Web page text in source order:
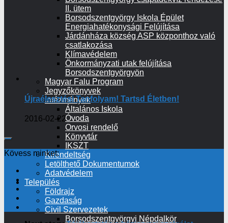
II. ütem
Borsodszentgyörgy Iskola Épület
Energiahatékonysági Felújítása
Járdánháza község ASP központhoz való
csatlakozása
Klímavédelem
Önkormányzati utak felújítása
Borsodszentgyörgyön
Magyar Falu Program
Jegyzőkönyvek
Intézmények
Általános Iskola
Óvoda
Orvosi rendelő
Könyvtár
IKSZT
Kirendeltség
Letölthető Dokumentumok
Adatvédelem
Település
Földrajz
Gazdaság
Civil Szervezetek
Borsodszentgyörgyi Népdalkör
Újraélesztési Tanfolyam! Tartsd Életben!
2016-02-22
Kövess minket: